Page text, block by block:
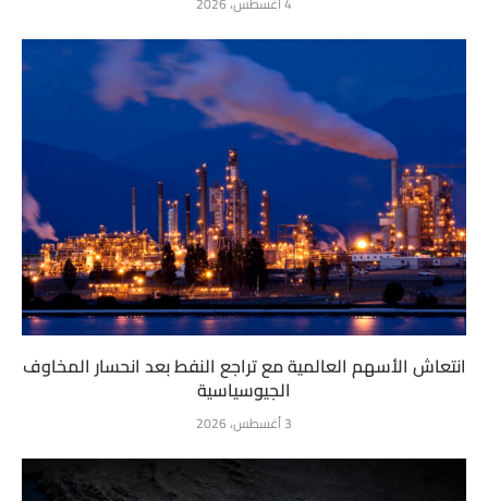
انتعاش الأسهم العالمية مع تراجع النفط بعد انحسار المخاوف
الجيوسياسية
3 أغسطس، 2026